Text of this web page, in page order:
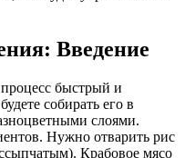
Введение
быстрый и
собирать его в
слоями.
Нужно отварить рис
Крабовое мясо